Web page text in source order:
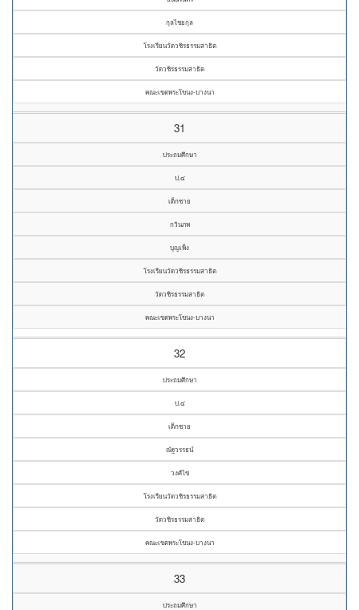
กุลไชยกุล
โรงเรียนวัดวชิรธรรมสาธิต
วัดวชิรธรรมสาธิต
คณะเขตพระโขนง-บางนา
31
ประถมศึกษา
ป.๔
เด็กชาย
กวินภพ
บุญเพ็ง
โรงเรียนวัดวชิรธรรมสาธิต
วัดวชิรธรรมสาธิต
คณะเขตพระโขนง-บางนา
32
ประถมศึกษา
ป.๔
เด็กชาย
ณัฐวรรธน์
วงศ์ไข่
โรงเรียนวัดวชิรธรรมสาธิต
วัดวชิรธรรมสาธิต
คณะเขตพระโขนง-บางนา
33
ประถมศึกษา